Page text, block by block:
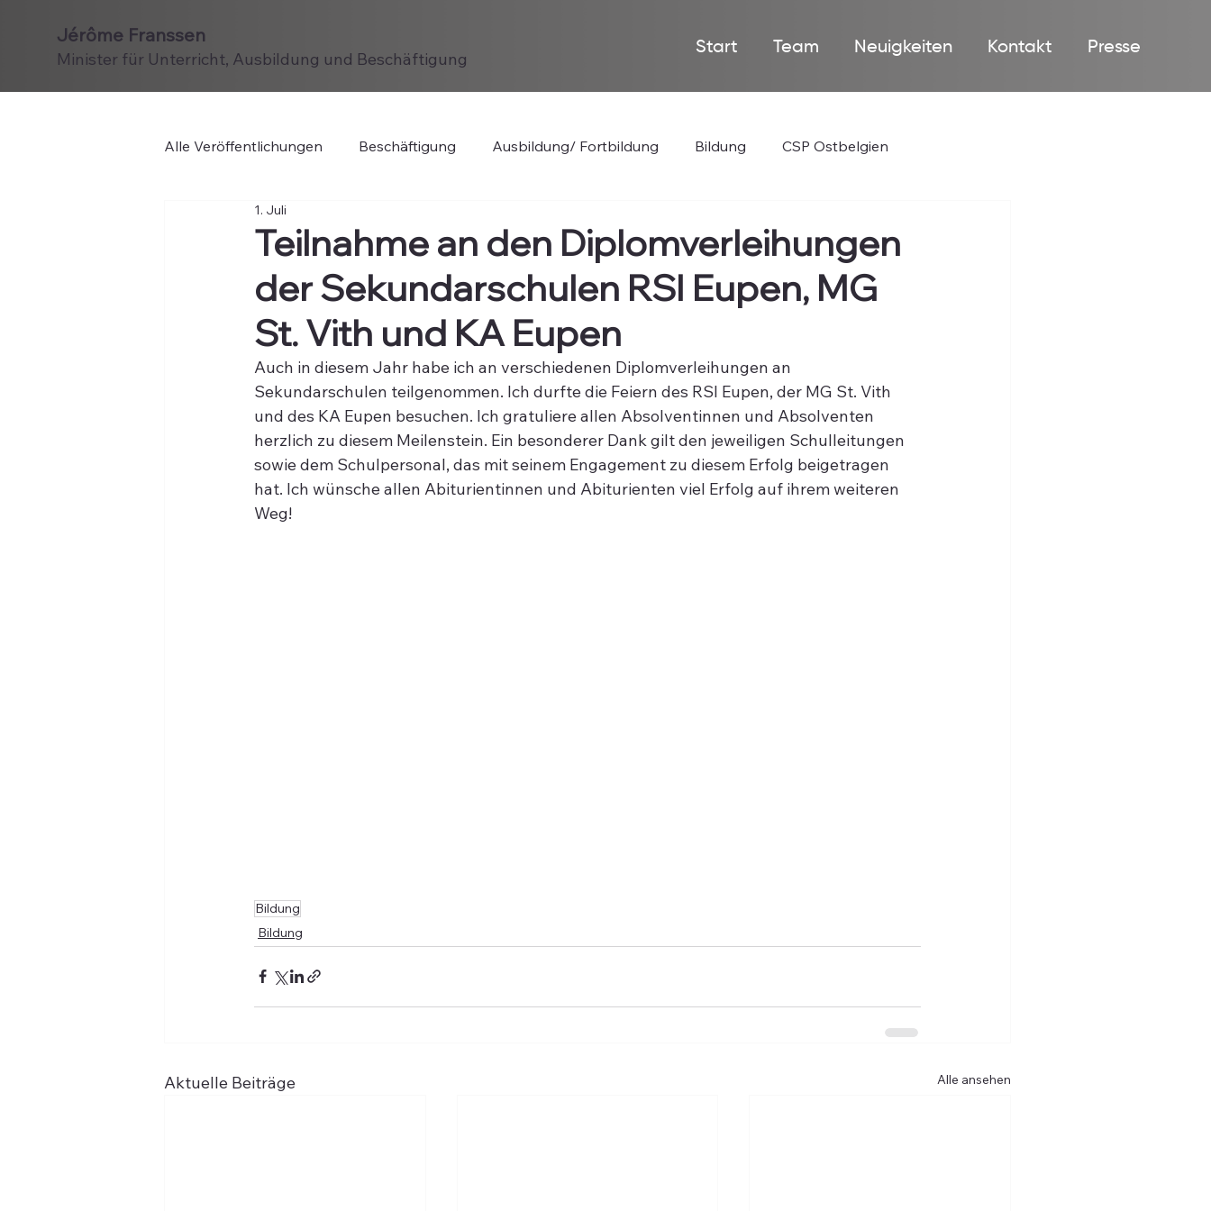
Jérôme Franssen
Minister für Unterricht, Ausbildung und Beschäftigung
Start Team Neuigkeiten Kontakt Presse
Alle Veröffentlichungen Beschäftigung Ausbildung/ Fortbildung Bildung CSP Ostbelgien
Teilnahme an den Diplomverleihungen
der Sekundarschulen RSI Eupen, MG
St. Vith und KA Eupen
1. Juli
Auch in diesem Jahr habe ich an verschiedenen Diplomverleihungen an
Sekundarschulen teilgenommen. Ich durfte die Feiern des RSI Eupen, der MG St. Vith
und des KA Eupen besuchen. Ich gratuliere allen Absolventinnen und Absolventen
herzlich zu diesem Meilenstein. Ein besonderer Dank gilt den jeweiligen Schulleitungen
sowie dem Schulpersonal, das mit seinem Engagement zu diesem Erfolg beigetragen
hat. Ich wünsche allen Abiturientinnen und Abiturienten viel Erfolg auf ihrem weiteren
Weg!
Bildung
Bildung
Aktuelle Beiträge Alle ansehen